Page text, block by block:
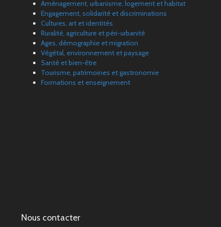
Aménagement, urbanisme, logement et habitat
Engagement, solidarité et discriminations
Cultures, art et identités
Ruralité, agriculture et péri-urbanité
Ages, démographie et migration
Végétal, environnement et paysage
Santé et bien-être
Tourisme, patrimoines et gastronomie
Formations et enseignement
Nous contacter